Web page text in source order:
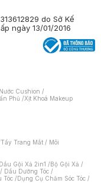
do Sở Kế
ngày 13/01/2016
Cushion /
Phủ /Xịt Khoá Makeup
Tẩy Trang Mắt / Môi
Dầu Gội Xả 2in1 /Bộ Gội Xả /
Dầu Dưỡng Tóc /
Tóc /Dụng Cụ Chăm Sóc Tóc /